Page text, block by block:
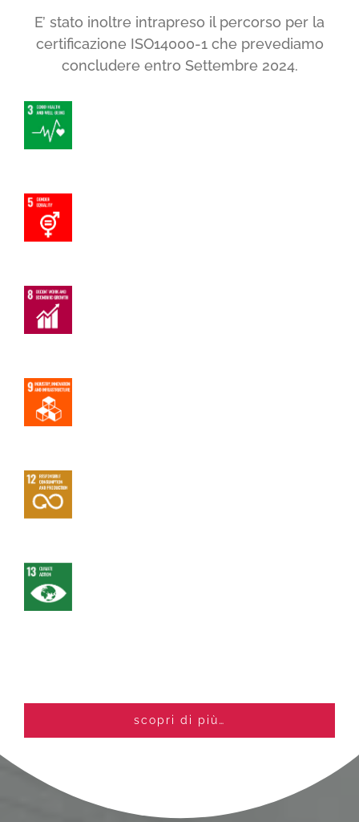
E’ stato inoltre intrapreso il percorso per la
certificazione ISO14000-1 che prevediamo
concludere entro Settembre 2024.
scopri di più…